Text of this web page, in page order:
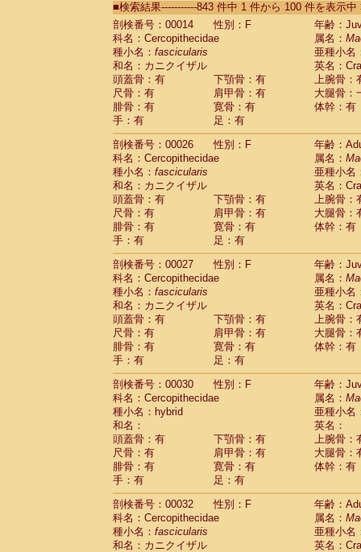
CebidaeSaguinus labiatus(0)
Cebidae Saguinus leucopus (2)
CebidaeSaguinus midas
CebidaeSaguinus mystax
CebidaeSaguinus nigricollis (22)
Cebidae Saguinus oedipus
Cebidae Saguinus weddelli
Cebidae Saguinusspp.
Cebidae Aotus trivirgatus
Cebidae Cebus albifrons
CebidaeCebus apella
CebidaeCebus capucinus
CebidaeCebus nigrivittatus
Cebidae Cebusspp.(0)
Cebidae Saimiri boliviensis
Cebidae Saimiri sciureus
Atelidae Alouatta caraya
AtelidaeAlouatta fusca
Atelidae Alouatta seniculus
AtelidaeAlouatta
AtelidaeAteles belzebuth
Atelidae Ateles geoffroyi
Atelidae Ateles paniscus
Atelidae Atelesspp.
Atelidae Lagothrix lagothricha
AtelidaeLagothrix lagothricha cana(0)
Pitheciidae
Cacajao calvus
PitheciidaeCallicebus cupreus(2)
Pitheciidae Callicebus donacophilus(0)
Pitheciidae Callicebus moloch(0)
Pitheciidae Callicebus torquatus(0)
Pitheciidae Callicebus
Pitheciidae Chiropotes satanas
Pitheciidae Pithecia monachus
Pitheciidae Pithecia pithecia (0)
Cercopithecidae Cercocebus agilis (0)
Cercopithecidae
Cercocebus
Cercopithecidae
Cercocebus
■検索結果-----------843 件中 1 件から 100 件を表示
剖検番号：00014
性別：F
年齢：
科名：Cercopithecidae
属名：
種小名： fascicularis
亜種小名
和名：カニクイザル
英名：
頭蓋骨：有
下顎骨：有
上腕骨：
尺骨：有
肩甲骨：有
大腿骨：
腓骨：有
寛骨：有
体幹：有
手：有
足：有
剖検番号：00026
性別：F
年齢：
科名：Cercopithecidae
属名：
種小名： fascicularis
亜種小名
和名：カニクイザル
英名：
頭蓋骨：有
下顎骨：有
上腕骨：
尺骨：有
肩甲骨：有
大腿骨：
腓骨：有
寛骨：有
体幹：有
手：有
足：有
剖検番号：00027
性別：F
年齢：
科名：Cercopithecidae
属名：
種小名： fascicularis
亜種小名
和名：カニクイザル
英名：
頭蓋骨：有
下顎骨：有
上腕骨：
尺骨：有
肩甲骨：有
大腿骨：
腓骨：有
寛骨：有
体幹：有
手：有
足：有
剖検番号：00030
性別：F
年齢：
科名：Cercopithecidae
属名：
種小名：hybrid
亜種小名
和名：
英名：
頭蓋骨：有
下顎骨：有
上腕骨：
尺骨：有
肩甲骨：有
大腿骨：
腓骨：有
寛骨：有
体幹：有
手：有
足：有
剖検番号：00032
性別：F
年齢：
科名：Cercopithecidae
属名：
種小名： fascicularis
亜種小名
和名：カニクイザル
英名：